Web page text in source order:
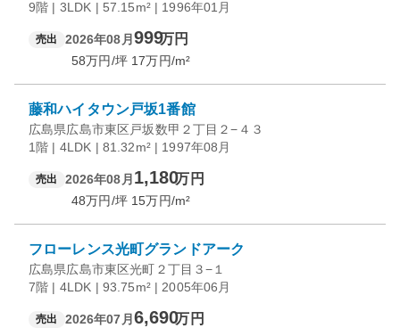
9階 | 3LDK | 57.15m² | 1996年01月
売出 2026年08月 999万円
58万円/坪 17万円/m²
藤和ハイタウン戸坂1番館
広島県広島市東区戸坂数甲２丁目２−４３
1階 | 4LDK | 81.32m² | 1997年08月
売出 2026年08月 1,180万円
48万円/坪 15万円/m²
フローレンス光町グランドアーク
広島県広島市東区光町２丁目３−１
7階 | 4LDK | 93.75m² | 2005年06月
売出 2026年07月 6,690万円